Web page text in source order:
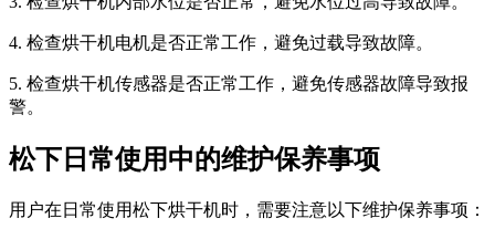
4. 检查烘干机电机是否正常工作，避免过载导致故障。
5. 检查烘干机传感器是否正常工作，避免传感器故障导致报
警。
松下日常使用中的维护保养事项
用户在日常使用松下烘干机时，需要注意以下维护保养事项：